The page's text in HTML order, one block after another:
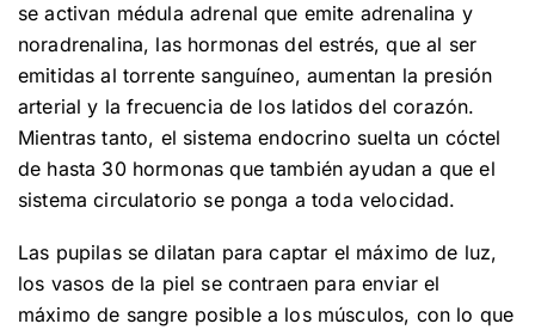
se activan médula adrenal que emite adrenalina y
noradrenalina, las hormonas del estrés, que al ser
emitidas al torrente sanguíneo, aumentan la presión
arterial y la frecuencia de los latidos del corazón.
Mientras tanto, el sistema endocrino suelta un cóctel
de hasta 30 hormonas que también ayudan a que el
sistema circulatorio se ponga a toda velocidad.
Las pupilas se dilatan para captar el máximo de luz,
los vasos de la piel se contraen para enviar el
máximo de sangre posible a los músculos, con lo que